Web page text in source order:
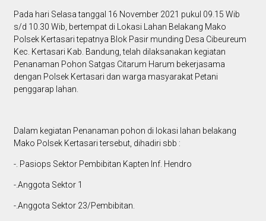
Pada hari Selasa tanggal 16 November 2021 pukul 09.15 Wib
s/d 10.30 Wib, bertempat di Lokasi Lahan Belakang Mako
Polsek Kertasari tepatnya Blok Pasir munding Desa Cibeureum
Kec. Kertasari Kab. Bandung, telah dilaksanakan kegiatan
Penanaman Pohon Satgas Citarum Harum bekerjasama
dengan Polsek Kertasari dan warga masyarakat Petani
penggarap lahan.
Dalam kegiatan Penanaman pohon di lokasi lahan belakang
Mako Polsek Kertasari tersebut, dihadiri sbb :
-. Pasiops Sektor Pembibitan Kapten Inf. Hendro
-.Anggota Sektor 1
-.Anggota Sektor 23/Pembibitan.